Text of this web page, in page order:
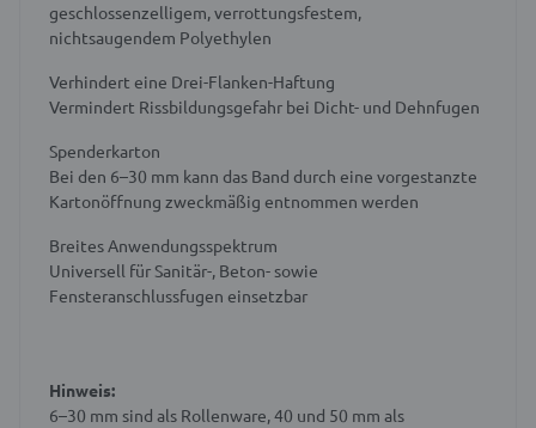
geschlossenzelligem, verrottungsfestem,
nichtsaugendem Polyethylen
Verhindert eine Drei-Flanken-Haftung
Vermindert Rissbildungsgefahr bei Dicht- und Dehnfugen
Spenderkarton
Bei den 6–30 mm kann das Band durch eine vorgestanzte
Kartonöffnung zweckmäßig entnommen werden
Breites Anwendungsspektrum
Universell für Sanitär-, Beton- sowie
Fensteranschlussfugen einsetzbar
Hinweis:
6–30 mm sind als Rollenware,40 und 50 mm als